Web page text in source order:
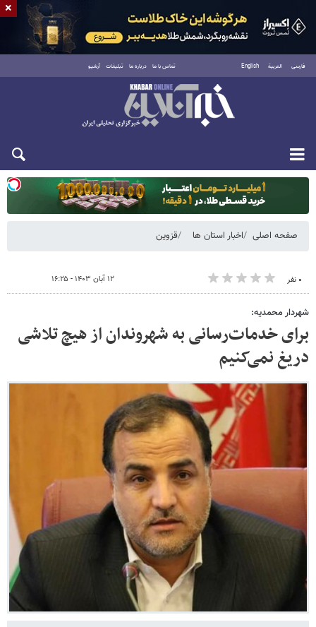
فارسی العربية English تماس با ما درباره ما تبلیغات آرشیو
دوشنبه ۱۹ مرداد ۱۴۰۵
صفحه اصلی اخبار استان ها قزوین
۰ نفر ۱۲ آبان ۱۴۰۳ - ۱۶:۲۵
شهردار محمدیه:
برای خدمات‌رسانی به شهروندان از هیچ تلاشی
دریغ نمی‌کنیم
×